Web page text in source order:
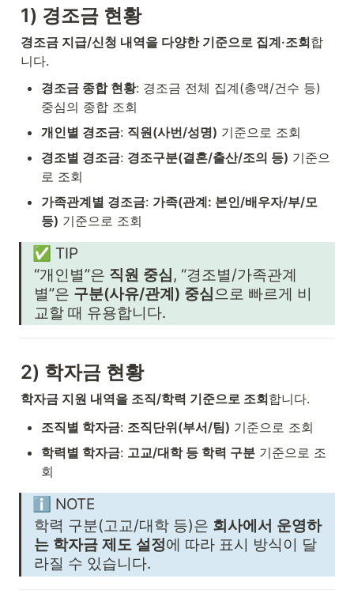
1) 경조금 현황
경조금 지급/신청 내역을 다양한 기준으로 집계·조회합
니다.
경조금 종합 현황: 경조금 전체 집계(총액/건수 등)
중심의 종합 조회
개인별 경조금: 직원(사번/성명) 기준으로 조회
경조별 경조금: 경조구분(결혼/출산/조의 등) 기준으
로 조회
가족관계별 경조금: 가족(관계: 본인/배우자/부/모
등) 기준으로 조회
✅ TIP
“개인별”은 직원 중심, “경조별/가족관계
별”은 구분(사유/관계) 중심 으로 빠르게 비
교할 때 유용합니다.
2) 학자금 현황
학자금 지원 내역을 조직/학력 기준으로 조회합니다.
조직별 학자금: 조직단위(부서/팀) 기준으로 조회
학력별 학자금: 고교/대학 등 학력 구분 기준으로 조
회
ℹ️ NOTE
학력 구분(고교/대학 등)은 회사에서 운영하
는 학자금 제도 설정에 따라 표시 방식이 달
라질 수 있습니다.